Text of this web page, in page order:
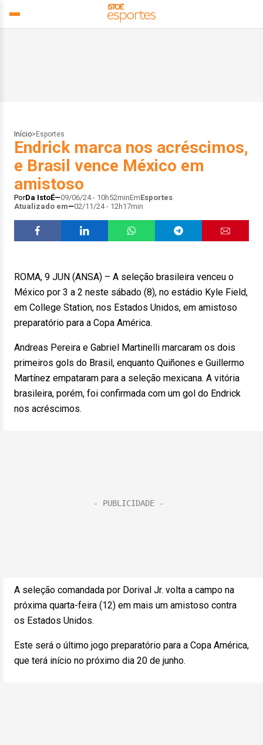
Início> Esportes
Endrick marca nos acréscimos,
e Brasil vence México em
amistoso
PorDa IstoÉ 09/06/24 - 10h52minEmEsportes
Atualizado em
02/11/24 - 12h17min
ROMA, 9 JUN (ANSA) – A seleção brasileira venceu o
México por 3 a 2 neste sábado (8), no estádio Kyle Field,
em College Station, nos Estados Unidos, em amistoso
preparatório para a Copa América.
Andreas Pereira e Gabriel Martinelli marcaram os dois
primeiros gols do Brasil, enquanto Quiñones e Guillermo
Martínez empataram para a seleção mexicana. A vitória
brasileira, porém, foi confirmada com um gol do Endrick
nos acréscimos.
A seleção comandada por Dorival Jr. volta a campo na
próxima quarta-feira (12) em mais um amistoso contra
os Estados Unidos.
Este será o último jogo preparatório para a Copa América,
que terá início no próximo dia 20 de junho.